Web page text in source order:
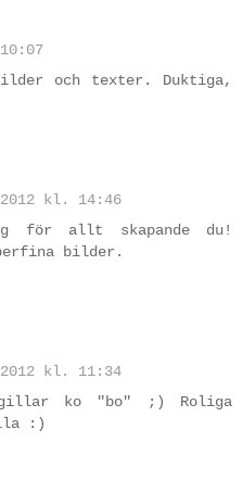
och texter. Duktiga,
kl. 14:46
för allt skapande du!
bilder.
kl. 11:34
ko "bo" ;) Roliga
:)